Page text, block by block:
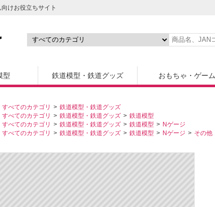
けお役立ちサイト
型 鉄道模型・鉄道グッズ おもちゃ・ゲーム
すべてのカテゴリ
鉄道模型・鉄道グッズ
すべてのカテゴリ 鉄道模型・鉄道グッズ
鉄道模型
すべてのカテゴリ 鉄道模型・鉄道グッズ 鉄道模型
Nゲージ
すべてのカテゴリ 鉄道模型・鉄道グッズ 鉄道模型 Nゲージ その他